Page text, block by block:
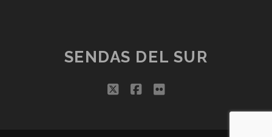
SENDAS DEL SUR
twitterfacebook
flickr